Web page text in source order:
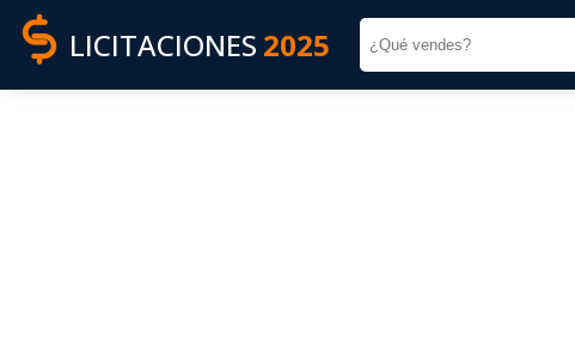
LICITACIONES 2025